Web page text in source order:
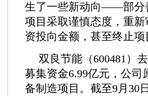
生了一些新动向——部分
项目采取谨慎态度，重
资投向金额，甚至终止
双良节能（600481）
募集资金6.99亿元，公司
备制造项目。截至9月30